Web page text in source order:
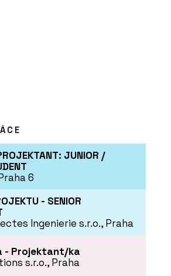
JUNIOR /
6
- SENIOR
Ingenierie s.r.o., Praha
- Projektant/ka
s.r.o., Praha